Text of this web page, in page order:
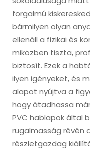
forgalmú
bármilyen olyan
ellenáll a fizikai és
miközben tiszta,
biztosít. Ezek a
ilyen igényeket, és
alapot nyújtva a
hogy átadhassa
PVC hablapok által
rugalmasság révén
részletgazdag